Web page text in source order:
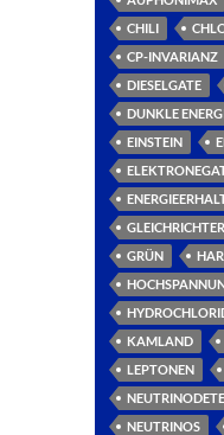
CHILI
CP-INVARIANZ
DIESELGATE
DUNKLE
EINSTEIN
GLEICHRICHTER
GRÜN
KAMLAND
LEPTONEN
NEUTRINOS